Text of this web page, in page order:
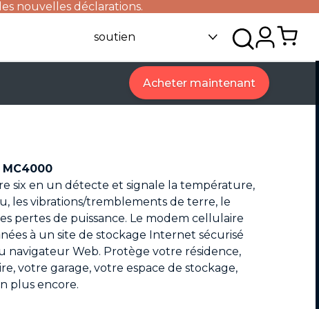
nouvelles déclarations.
soutien
Acheter maintenant
six en un détecte et signale la température,
les vibrations/tremblements de terre, le
pertes de puissance. Le modem cellulaire
à un site de stockage Internet sécurisé
navigateur Web. Protège votre résidence,
votre garage, votre espace de stockage,
plus encore.